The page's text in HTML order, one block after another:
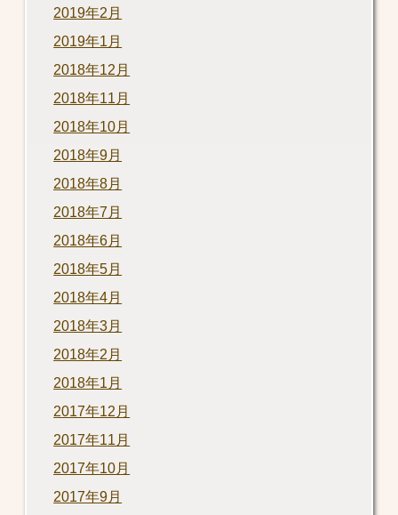
2019年2月
2019年1月
2018年12月
2018年11月
2018年10月
2018年9月
2018年8月
2018年7月
2018年6月
2018年5月
2018年4月
2018年3月
2018年2月
2018年1月
2017年12月
2017年11月
2017年10月
2017年9月